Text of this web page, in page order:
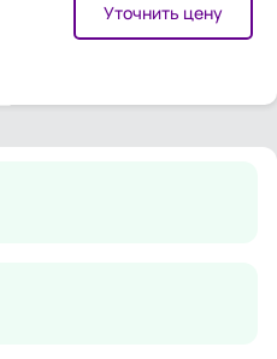
Уточнить цену